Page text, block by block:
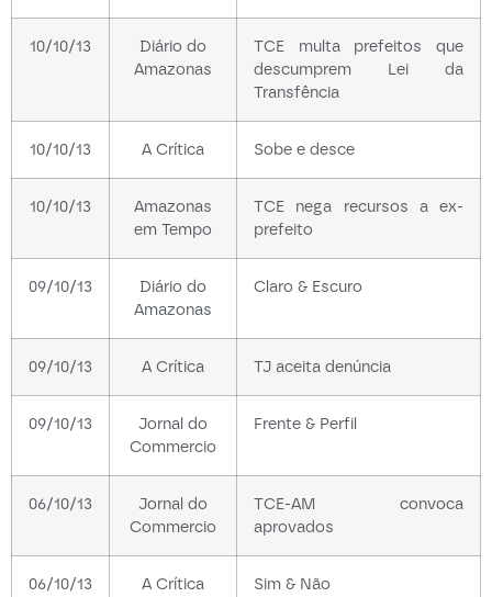
10/10/13
Diário do
Amazonas
TCE multa prefeitos que
descumprem Lei da
Transfência
10/10/13 A Crítica Sobe e desce
10/10/13
Amazonas
em Tempo
TCE nega recursos a ex-
prefeito
09/10/13
Diário do
Amazonas
Claro & Escuro
09/10/13 A Crítica TJ aceita denúncia
09/10/13
Jornal do
Commercio
Frente & Perfil
06/10/13
Jornal do
Commercio
TCE-AM convoca
aprovados
06/10/13 A Crítica Sim & Não